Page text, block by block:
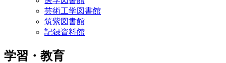
芸術工学図書館
筑紫図書館
記録資料館
学習・教育